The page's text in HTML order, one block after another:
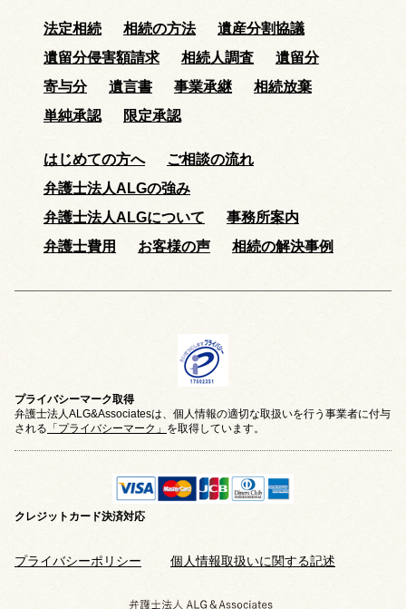
法定相続 相続の方法
遺産分割協議
遺留分侵害額請求
相続人調査
遺留分
寄与分
遺言書 事業承継
相続放棄
単純承認
限定承認
はじめての方へ
ご相談の流れ
弁護士法人ALGの強み
弁護士法人ALGについて
事務所案内
弁護士費用
お客様の声 相続の解決事例
プライバシーマーク取得
弁護士法人ALG&Associatesは、個人情報の適切な取扱いを行う事業者に付与
される 「プライバシーマーク」 を取得しています。
クレジットカード決済対応
プライバシーポリシー 個人情報取扱いに関する記述